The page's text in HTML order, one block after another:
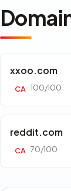
xxoo.com
CA 100/100
reddit.com
CA 70/100